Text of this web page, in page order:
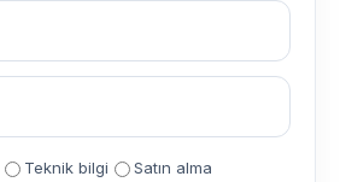
Teknik bilgi Satın alma